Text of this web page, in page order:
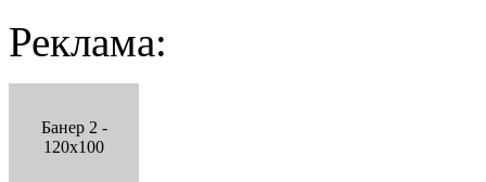
Реклама:
Банер 2 -
120x100